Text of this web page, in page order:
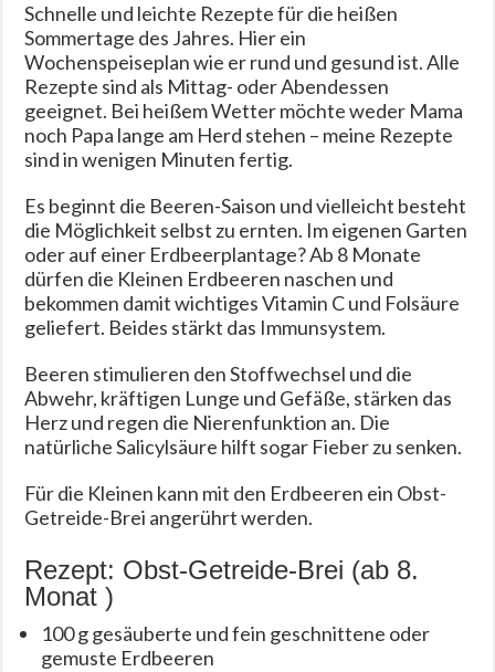
Schnelle und leichte Rezepte für die heißen
Sommertage des Jahres. Hier ein
Wochenspeiseplan wie er rund und gesund ist. Alle
Rezepte sind als Mittag- oder Abendessen
geeignet. Bei heißem Wetter möchte weder Mama
noch Papa lange am Herd stehen – meine Rezepte
sind in wenigen Minuten fertig.
Es beginnt die Beeren-Saison und vielleicht besteht
die Möglichkeit selbst zu ernten. Im eigenen Garten
oder auf einer Erdbeerplantage? Ab 8 Monate
dürfen die Kleinen Erdbeeren naschen und
bekommen damit wichtiges Vitamin C und Folsäure
geliefert. Beides stärkt das Immunsystem.
Beeren stimulieren den Stoffwechsel und die
Abwehr, kräftigen Lunge und Gefäße, stärken das
Herz und regen die Nierenfunktion an. Die
natürliche Salicylsäure hilft sogar Fieber zu senken.
Für die Kleinen kann mit den Erdbeeren ein Obst-
Getreide-Brei angerührt werden.
Rezept: Obst-Getreide-Brei (ab 8.
Monat )
100 g gesäuberte und fein geschnittene oder
gemuste Erdbeeren